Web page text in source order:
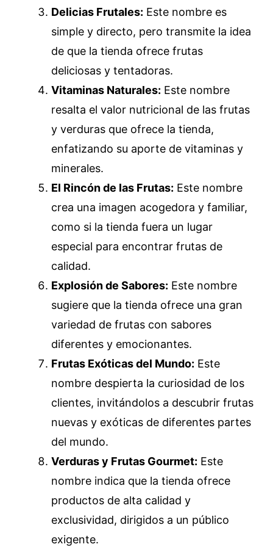
Delicias Frutales: Este nombre es
simple y directo, pero transmite la idea
de que la tienda ofrece frutas
deliciosas y tentadoras.
Vitaminas Naturales: Este nombre
resalta el valor nutricional de las frutas
y verduras que ofrece la tienda,
enfatizando su aporte de vitaminas y
minerales.
El Rincón de las Frutas: Este nombre
crea una imagen acogedora y familiar,
como si la tienda fuera un lugar
especial para encontrar frutas de
calidad.
Explosión de Sabores: Este nombre
sugiere que la tienda ofrece una gran
variedad de frutas con sabores
diferentes y emocionantes.
Frutas Exóticas del Mundo: Este
nombre despierta la curiosidad de los
clientes, invitándolos a descubrir frutas
nuevas y exóticas de diferentes partes
del mundo.
Verduras y Frutas Gourmet: Este
nombre indica que la tienda ofrece
productos de alta calidad y
exclusividad, dirigidos a un público
exigente.